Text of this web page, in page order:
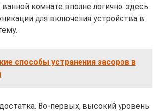
комнате вполне логично: здесь
для включения устройства в
способы устранения засоров в
Во-первых, высокий уровень